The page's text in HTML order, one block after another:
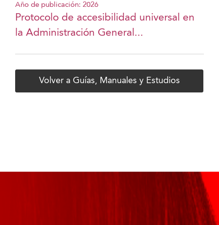
Año de publicación: 2026
Protocolo de accesibilidad universal en
la Administración General...
Volver a Guías, Manuales y Estudios